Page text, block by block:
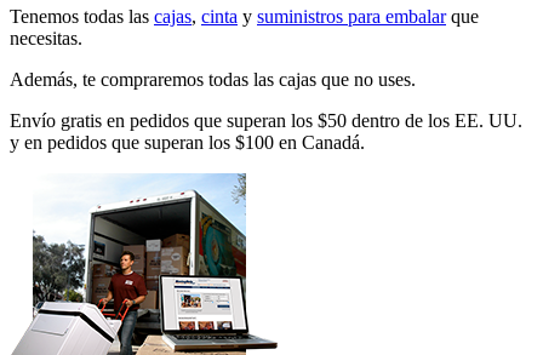
Tenemos todas las cajas, cinta y suministros para embalarque
necesitas.
Además, te compraremos todas las cajas que no uses.
Envío gratis en pedidos que superan los $50 dentro de los EE. UU.
y en pedidos que superan los $100 en Canadá.